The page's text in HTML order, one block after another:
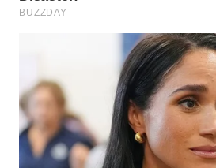
WN
SUKABUMI
WN
PURWAKARTA